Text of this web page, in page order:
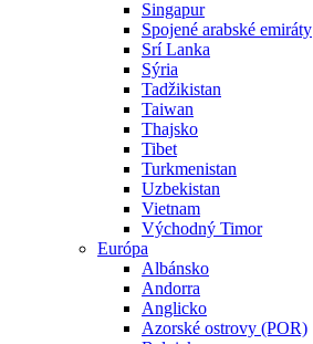
Singapur
Spojené arabské emiráty
Srí Lanka
Sýria
Tadžikistan
Taiwan
Thajsko
Tibet
Turkmenistan
Uzbekistan
Vietnam
Východný Timor
Európa
Albánsko
Andorra
Anglicko
Azorské ostrovy (POR)